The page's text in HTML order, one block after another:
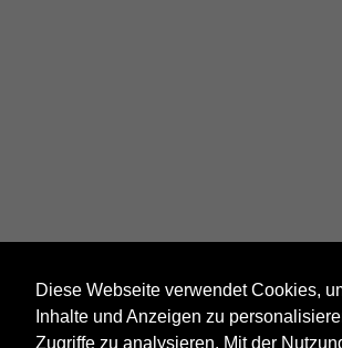
Diese Webseite verwendet Cookies,
Inhalte und Anzeigen zu
Zugriffe zu analysieren. Mit der